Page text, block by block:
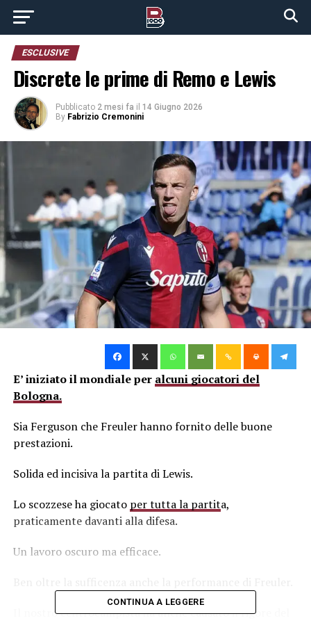
ESCLUSIVE
Discrete le prime di Remo e Lewis
Pubblicato 2 mesi fa il 14 Giugno 2026
By Fabrizio Cremonini
E’ iniziato il mondiale per alcuni giocatori del
Bologna.
Sia Ferguson che Freuler hanno fornito delle buone
prestazioni.
Solida ed incisiva la partita di Lewis.
Lo scozzese ha giocato per tutta la partita,
praticamente davanti alla difesa.
Un lavoro oscuro ma efficace.
Il nostro centrocampista ha anche causato il rigore del
CONTINUA A LEGGERE